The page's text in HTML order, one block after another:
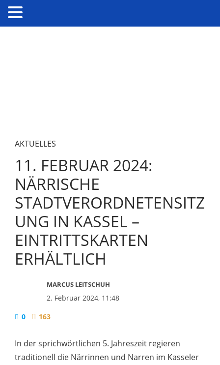
AKTUELLES
11. FEBRUAR 2024:
NÄRRISCHE
STADTVERORDNETENSITZ
UNG IN KASSEL –
EINTRITTSKARTEN
ERHÄLTLICH
MARCUS LEITSCHUH
2. Februar 2024, 11:48
0
163
In der sprichwörtlichen 5. Jahreszeit regieren
traditionell die Närrinnen und Narren im Kasseler